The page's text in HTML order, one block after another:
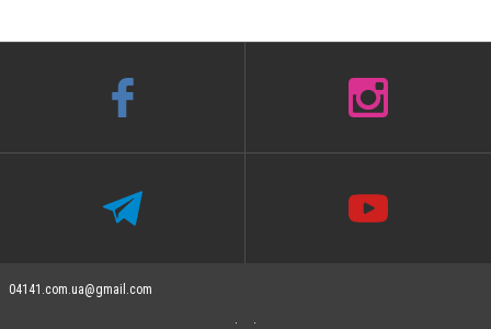
04141.com.ua@gmail.com